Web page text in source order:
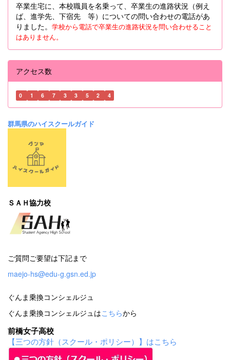
卒業生宅に、本校職員を名乗って、卒業生の進路状況（例え
ば、進学先、下宿先 等）についての問い合わせの電話があ
りました。 学校から電話で卒業生の進路状況を問い合わせること
はありません。
アクセス数
0 1 6 7 3 3 5 2 4
群馬県のハイスクールガイド
ＳＡＨ協力校
ご質問ご要望は下記まで
maejo-hs@edu-g.gsn.ed.jp
ぐんま乗換コンシェルジュ
ぐんま乗換コンシェルジュはこちらから
前橋女子高校
【三つの方針（スクール・ポリシー）】はこちら